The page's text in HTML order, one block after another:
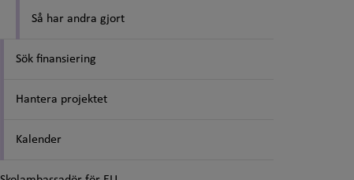
Så har andra gjort
Sök finansiering
Hantera projektet
Kalender